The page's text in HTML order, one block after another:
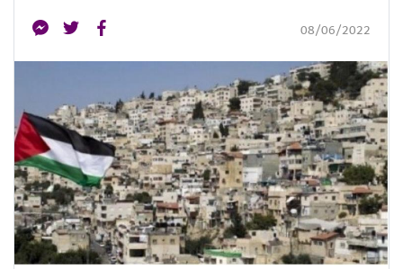
08/06/2022